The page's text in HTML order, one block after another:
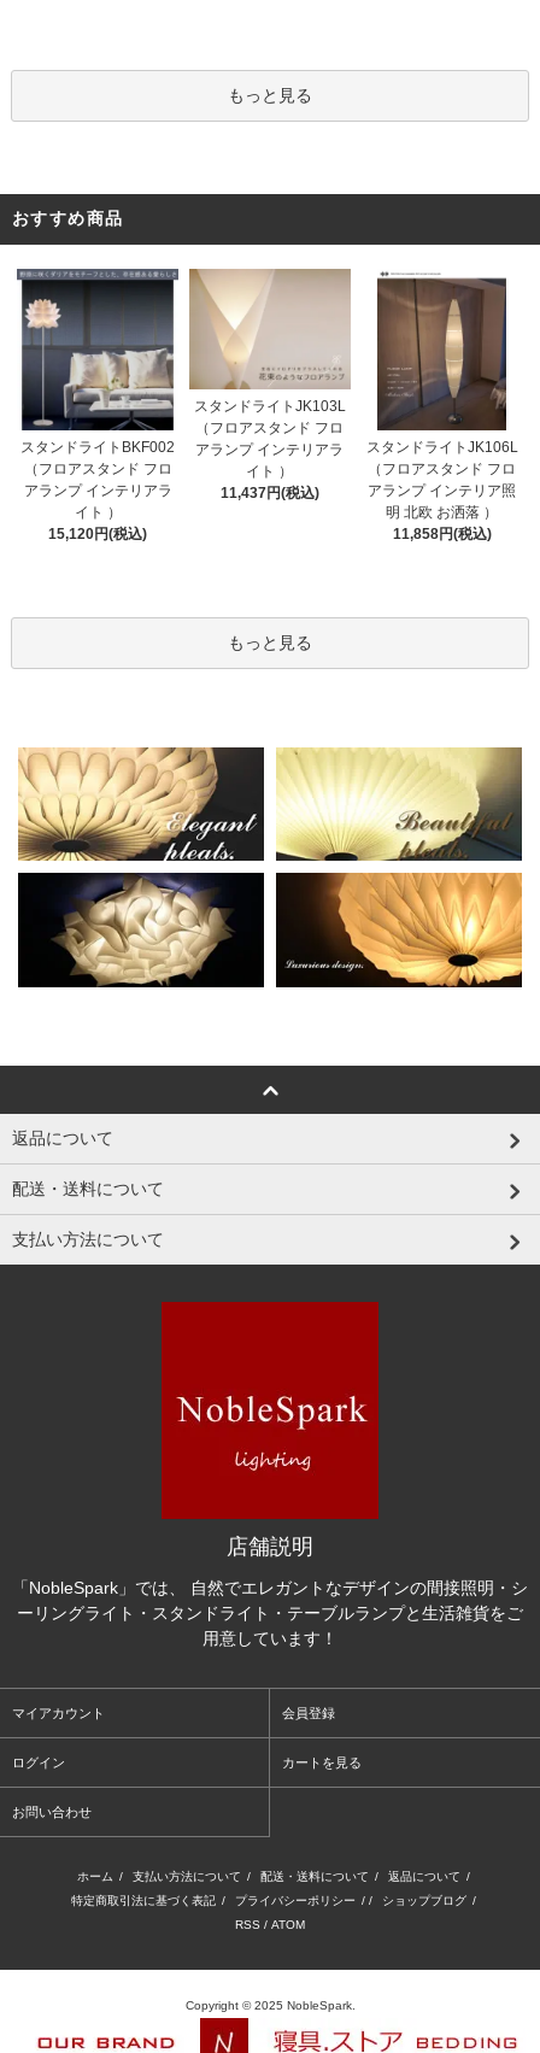
もっと見る
おすすめ商品
スタンドライトBKF002
（フロアスタンド フロ
アランプ インテリアラ
イト ）
15,120円(税込)
スタンドライトJK103L
（フロアスタンド フロ
アランプ インテリアラ
イト ）
11,437円(税込)
スタンドライトJK106L
（フロアスタンド フロ
アランプ インテリア照
明 北欧 お洒落 ）
11,858円(税込)
もっと見る
返品について
配送・送料について
支払い方法について
店舗説明
「NobleSpark」では、 自然でエレガントなデザインの間接照明・シ
ーリングライト・スタンドライト・テーブルランプと生活雑貨をご
用意しています！
マイアカウント 会員登録
ログイン カートを見る
お問い合わせ
ホーム / 支払い方法について / 配送・送料について / 返品について /
特定商取引法に基づく表記 / プライバシーポリシー / / ショップブログ /
RSS / ATOM
Copyright © 2025 NobleSpark.